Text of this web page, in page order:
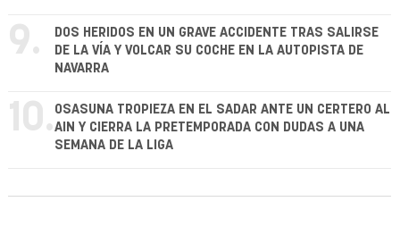
9.
DOS HERIDOS EN UN GRAVE ACCIDENTE TRAS SALIRSE
DE LA VÍA Y VOLCAR SU COCHE EN LA AUTOPISTA DE
NAVARRA
10. OSASUNA TROPIEZA EN EL SADAR ANTE UN CERTERO AL
AIN Y CIERRA LA PRETEMPORADA CON DUDAS A UNA
SEMANA DE LA LIGA